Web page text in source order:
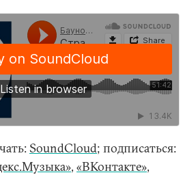
SoundCloud; подписаться:
, «ВКонтакте»,